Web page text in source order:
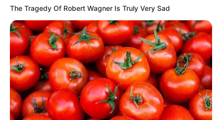
ΤΑΥΤΟΤΗΤΑ ΚΑΙ ΕΠΙΚΟΙΝΩΝΙΑ ΟΡΟΙ ΧΡΗΣΗΣ
The Tragedy Of Robert Wagner Is Truly Very Sad